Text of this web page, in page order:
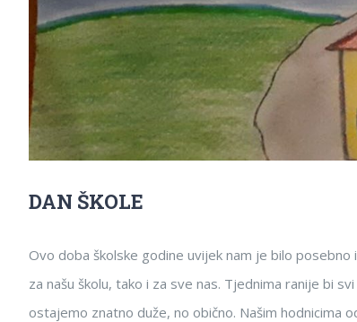
DAN ŠKOLE
Ovo doba školske godine uvijek nam je bilo
za našu školu, tako i za sve nas. Tjednima ranije bi
ostajemo znatno duže, no obično. Našim hodnicima